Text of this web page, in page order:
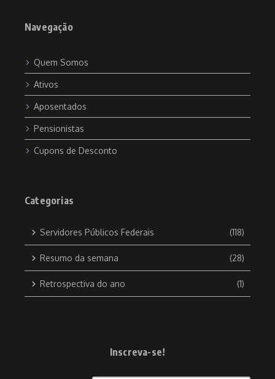
Navegação
Quem Somos
Ativos
Aposentados
Pensionistas
Cupons de Desconto
Categorias
Servidores Públicos Federais (118)
Resumo da semana (28)
Retrospectiva do ano (1)
Inscreva-se!